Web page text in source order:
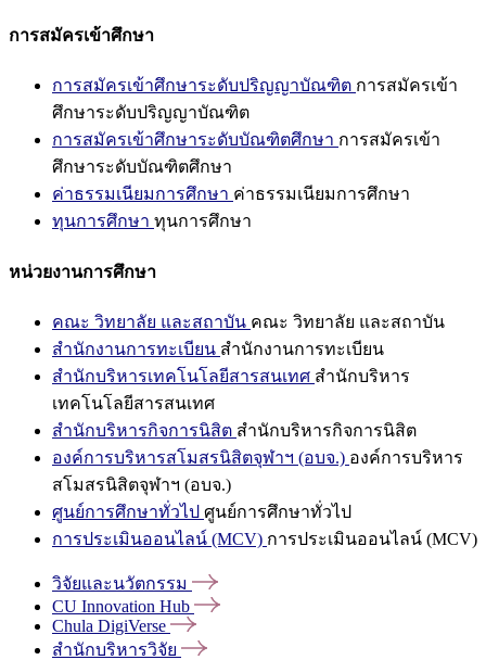
การสมัครเข้าศึกษา
การสมัครเข้าศึกษาระดับปริญญาบัณฑิต การสมัครเข้า
ศึกษาระดับปริญญาบัณฑิต
การสมัครเข้าศึกษาระดับบัณฑิตศึกษา การสมัครเข้า
ศึกษาระดับบัณฑิตศึกษา
ค่าธรรมเนียมการศึกษา ค่าธรรมเนียมการศึกษา
ทุนการศึกษา ทุนการศึกษา
หน่วยงานการศึกษา
คณะ วิทยาลัย และสถาบัน คณะ วิทยาลัย และสถาบัน
สำนักงานการทะเบียน สำนักงานการทะเบียน
สำนักบริหารเทคโนโลยีสารสนเทศ สำนักบริหาร
เทคโนโลยีสารสนเทศ
สำนักบริหารกิจการนิสิต สำนักบริหารกิจการนิสิต
องค์การบริหารสโมสรนิสิตจุฬาฯ (อบจ.) องค์การบริหาร
สโมสรนิสิตจุฬาฯ (อบจ.)
ศูนย์การศึกษาทั่วไป ศูนย์การศึกษาทั่วไป
การประเมินออนไลน์ (MCV) การประเมินออนไลน์ (MCV)
วิจัยและนวัตกรรม
CU Innovation Hub
Chula DigiVerse
สำนักบริหารวิจัย